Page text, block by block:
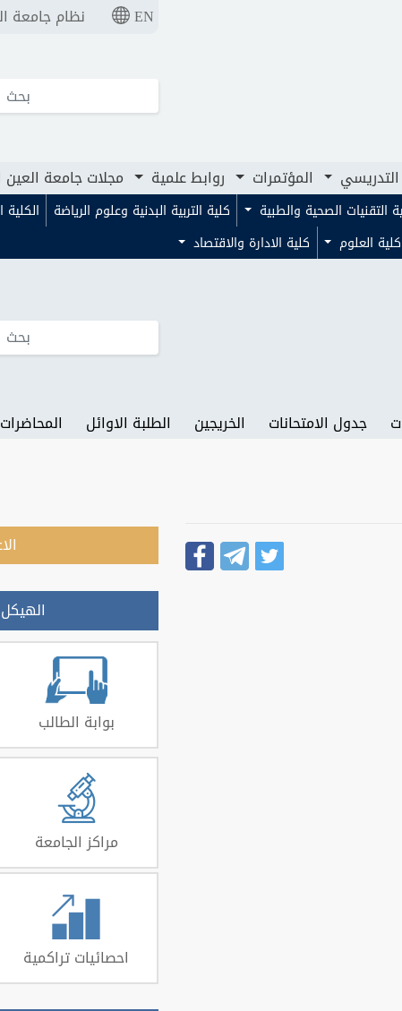
مجلات جامعة العين العلمية
EN نظام جامعة
التدريسي المؤتمرات روابط علمية مجلات جامعة العين
التقنيات الصحية والطبية كلية التربية البدنية وعلوم الرياضة
كلية العلوم كلية الادارة والاقتصاد
جدول الامتحانات الخريجين الطلبة الاوائل
بوابة الطالب
مراكز الجامعة
احصائيات تراكمية